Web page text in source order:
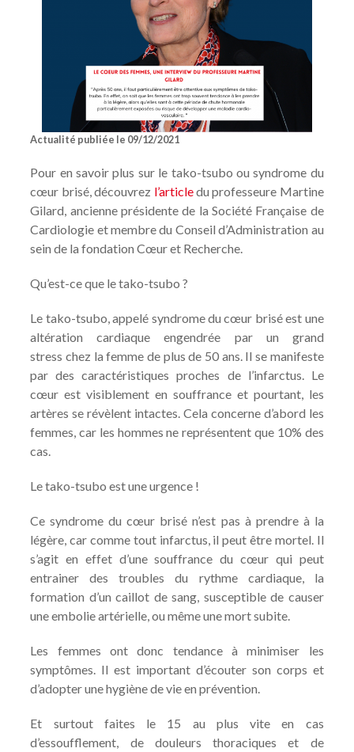
NOTRE COMITÉ DES PATIENTS
ESPACE CHERCHEURS
TÉLÉCHARGEMENTS
Actualité publiée le 09/12/2021
Pour en savoir plus sur le tako-tsubo ou syndrome du
cœur brisé, découvrez l’articledu professeure Martine
Gilard, ancienne présidente de la Société Française de
Cardiologie et membre du Conseil d’Administration au
sein de la fondation Cœur et Recherche.
Qu’est-ce que le tako-tsubo ?
Le tako-tsubo, appelé syndrome du cœur brisé est une
altération cardiaque engendrée par un grand
stress chez la femme de plus de 50 ans. Il se manifeste
par des caractéristiques proches de l’infarctus. Le
cœur est visiblement en souffrance et pourtant, les
artères se révèlent intactes. Cela concerne d’abord les
femmes, car les hommes ne représentent que 10% des
cas.
Le tako-tsubo est une urgence !
Ce syndrome du cœur brisé n’est pas à prendre à la
légère, car comme tout infarctus, il peut être mortel. Il
s’agit en effet d’une souffrance du cœur qui peut
entrainer des troubles du rythme cardiaque, la
formation d’un caillot de sang, susceptible de causer
une embolie artérielle, ou même une mort subite.
Les femmes ont donc tendance à minimiser les
symptômes. Il est important d’écouter son corps et
d’adopter une hygiène de vie en prévention.
Et surtout faites le 15 au plus vite en cas
d’essoufflement, de douleurs thoraciques et de